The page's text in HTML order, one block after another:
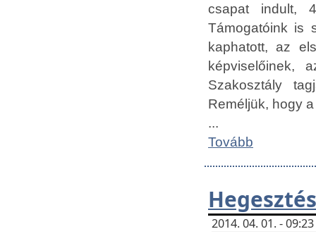
csapat indult,
Támogatóink is
kaphatott, az
képviselőinek,
Szakosztály
Reméljük, hogy
...
Tovább
2014. 04. 01. -